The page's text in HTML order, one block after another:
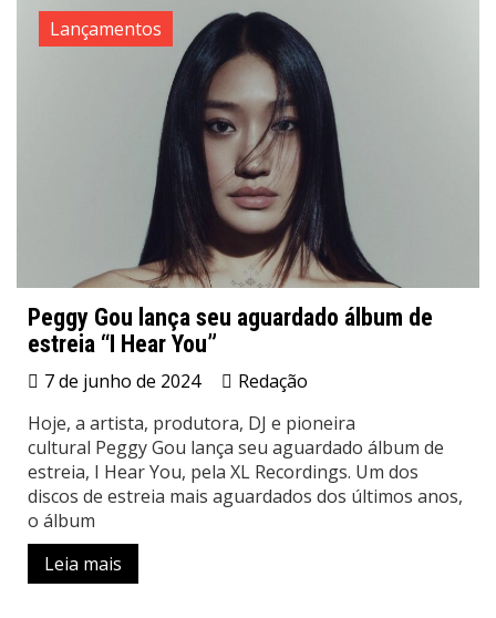
Lançamentos
Peggy Gou lança seu aguardado álbum de
estreia “I Hear You”
7 de junho de 2024
Redação
Hoje, a artista, produtora, DJ e pioneira
cultural Peggy Gou lança seu aguardado álbum de
estreia, I Hear You, pela XL Recordings. Um dos
discos de estreia mais aguardados dos últimos anos,
o álbum
Leia mais